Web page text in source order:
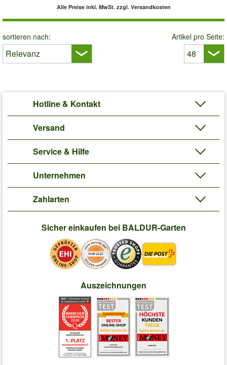
Alle Preise inkl. MwSt. zzgl. Versandkosten
sortieren nach: Artikel pro Seite:
Hotline & Kontakt
Versand
Service & Hilfe
Unternehmen
Zahlarten
Sicher einkaufen bei BALDUR-Garten
Auszeichnungen